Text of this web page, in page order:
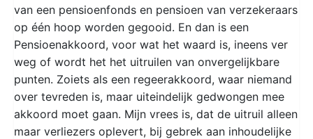
van een pensioenfonds en pensioen van verzekeraars
op één hoop worden gegooid. En dan is een
Pensioenakkoord, voor wat het waard is, ineens ver
weg of wordt het het uitruilen van onvergelijkbare
punten. Zoiets als een regeerakkoord, waar niemand
over tevreden is, maar uiteindelijk gedwongen mee
akkoord moet gaan. Mijn vrees is, dat de uitruil alleen
maar verliezers oplevert, bij gebrek aan inhoudelijke